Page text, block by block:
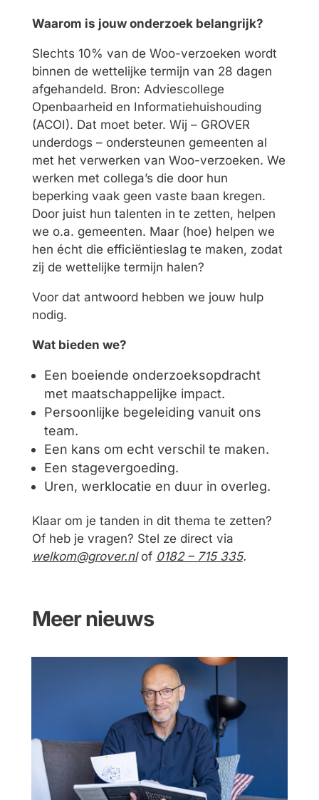
Waarom is jouw onderzoek belangrijk?
Slechts 10% van de Woo-verzoeken wordt
binnen de wettelijke termijn van 28 dagen
afgehandeld. Bron: Adviescollege
Openbaarheid en Informatiehuishouding
(ACOI). Dat moet beter. Wij – GROVER
underdogs – ondersteunen gemeenten al
met het verwerken van Woo-verzoeken. We
werken met collega’s die door hun
beperking vaak geen vaste baan kregen.
Door juist hun talenten in te zetten, helpen
we o.a. gemeenten. Maar (hoe) helpen we
hen écht die efficiëntieslag te maken, zodat
zij de wettelijke termijn halen?
Voor dat antwoord hebben we jouw hulp
nodig.
Wat bieden we?
Een boeiende onderzoeksopdracht
met maatschappelijke impact.
Persoonlijke begeleiding vanuit ons
team.
Een kans om echt verschil te maken.
Een stagevergoeding.
Uren, werklocatie en duur in overleg.
Klaar om je tanden in dit thema te zetten?
Of heb je vragen? Stel ze direct via
welkom@grover.nlof 0182 – 715 335.
Meer nieuws